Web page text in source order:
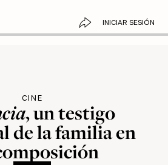
INICIAR SESIÓN
CINE
, un testigo
de la familia en